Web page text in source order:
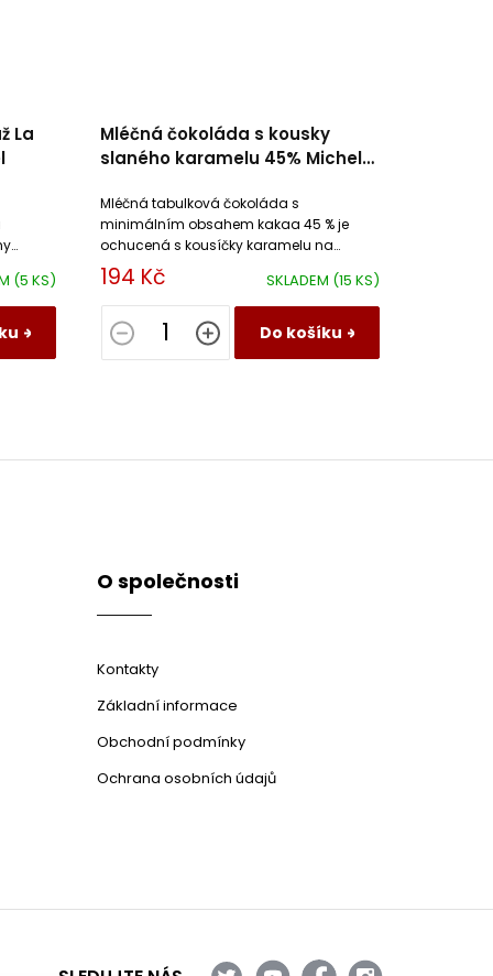
La
(5 KS)
Mléčná čokoláda s kousky
slaného karamelu 45% Michel
SKLADEM (15 KS)
194 Kč
Do košíku
Mléčná tabulková čokoláda s
minimálním obsahem kakaa 45 % je
ochucená s kousíčky karamelu na
slaném másle.
O společnosti
Kontakty
Základní informace
Obchodní podmínky
Ochrana osobních údajů